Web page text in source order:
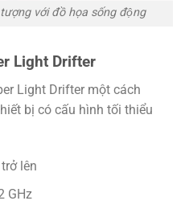
với đồ họa sống động
Light Drifter
Light Drifter một cách
bị có cấu hình tối thiểu
lên
GHz